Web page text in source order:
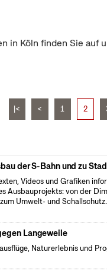
in Köln finden Sie auf
|< < 1 2
der S-Bahn und zu
Videos und Grafiken
Ausbauprojekts: von der
Umwelt- und Schallschutz.
Langeweile
Naturerlebnis und